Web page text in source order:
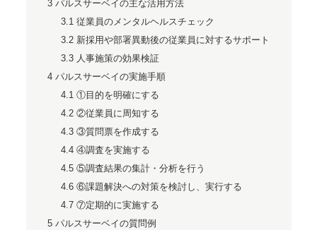
3パルスサーベイの主な活用方法
3.1 従業員のメンタルヘルスチェック
3.2 新採用や部署異動後の従業員に対するサポート
3.3 人事施策の効果検証
4パルスサーベイの実施手順
4.1 ①目的を明確にする
4.2 ②従業員に周知する
4.3 ③質問票を作成する
4.4 ④調査を実施する
4.5 ⑤調査結果の集計・分析を行う
4.6 ⑥課題解決への対策を検討し、実行する
4.7 ⑦定期的に実施する
5パルスサーベイの質問例